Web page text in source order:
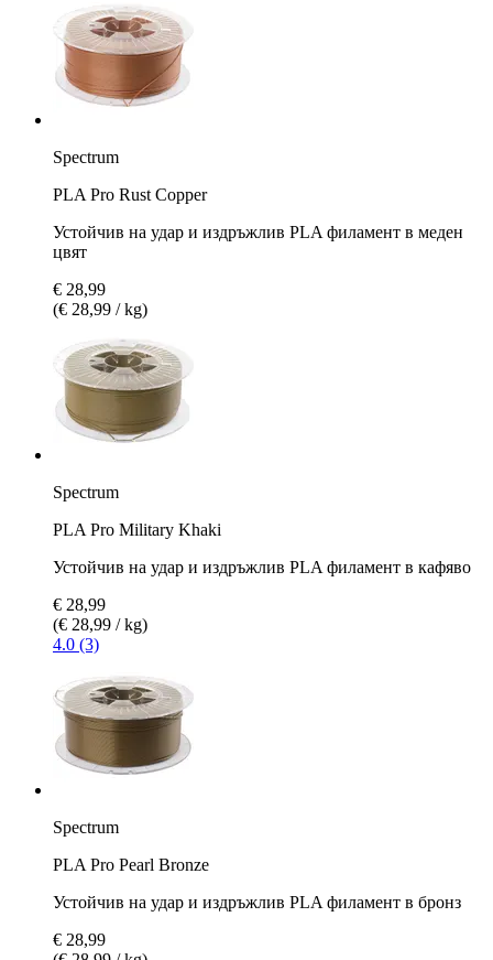
Spectrum
PLA Pro Rust Copper
Устойчив на удар и издръжлив PLA филамент в меден
цвят
€ 28,99
(€ 28,99 / kg)
Spectrum
PLA Pro Military Khaki
Устойчив на удар и издръжлив PLA филамент в кафяво
€ 28,99
(€ 28,99 / kg)
4.0 (3)
Spectrum
PLA Pro Pearl Bronze
Устойчив на удар и издръжлив PLA филамент в бронз
€ 28,99